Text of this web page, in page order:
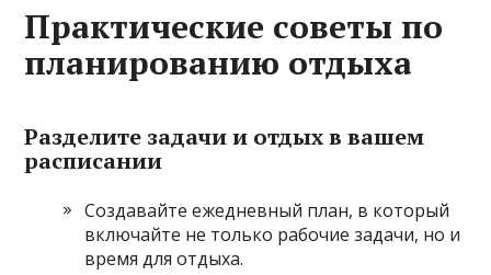
Практические советы по
планированию отдыха
Разделите задачи и отдых в вашем
расписании
Создавайте ежедневный план, в который
включайте не только рабочие задачи, но и
время для отдыха.